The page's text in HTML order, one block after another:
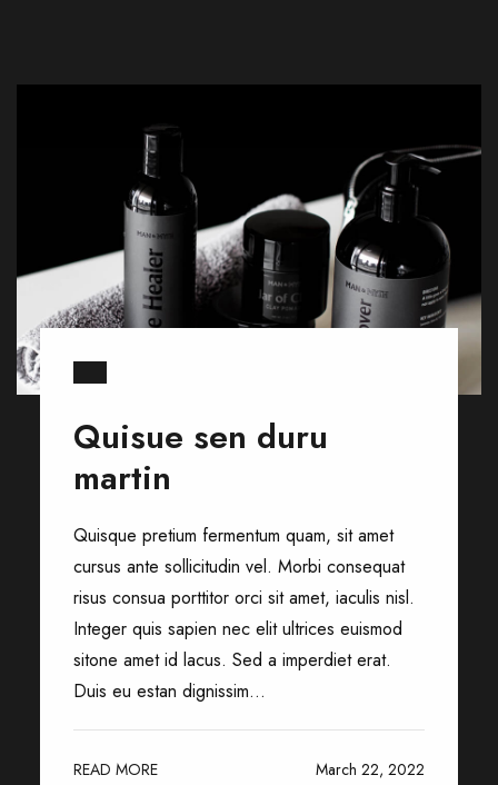
Quisue sen duru
martin
Quisque pretium fermentum quam, sit amet
cursus ante sollicitudin vel. Morbi consequat
risus consua porttitor orci sit amet, iaculis nisl.
Integer quis sapien nec elit ultrices euismod
sitone amet id lacus. Sed a imperdiet erat.
Duis eu estan dignissim...
READ MORE March 22, 2022